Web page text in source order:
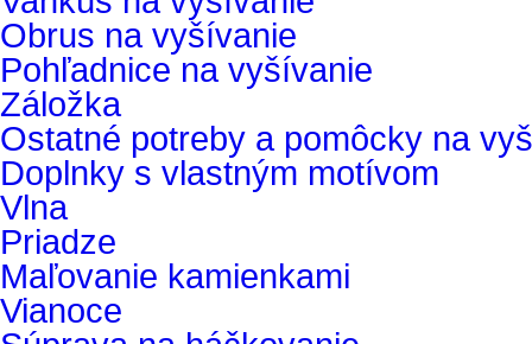
Obrus na vyšívanie
Pohľadnice na vyšívanie
Záložka
Ostatné potreby a pomôcky na
Doplnky s vlastným motívom
Vlna
Priadze
Maľovanie kamienkami
Vianoce